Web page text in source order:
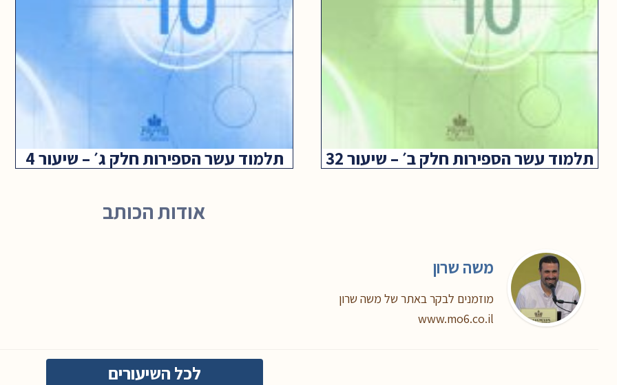
תלמוד עשר הספירות חלק ב׳ – שיעור 32 תלמוד עשר הספירות חלק ג׳ – שיעור 4
אודות הכותב
משה שרון
מוזמנים לבקר באתר של משה שרון
www.mo6.co.il
לכל השיעורים